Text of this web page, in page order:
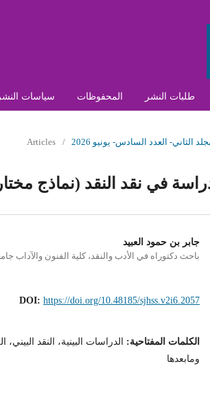
طلبات النشر المحفوظات سياسات النشر
/
Articles
في نقد النقد (نماذج
جابر بن حمود العبيد
باحث دكتوراه في الأدب والنقد، كلية الفنون والآداب
DOI: https://doi.org/10.48185/sjhss.v2i6.2057
الكلمات المفتاحية:
الدراسات البينية، النقد البيني،
ومابعدها